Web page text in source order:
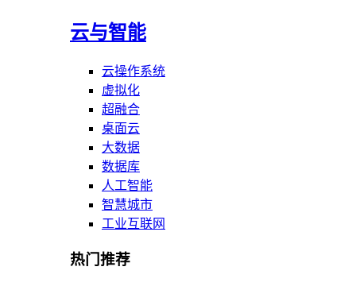
云与智能
云操作系统
虚拟化
超融合
桌面云
大数据
数据库
人工智能
智慧城市
工业互联网
热门推荐